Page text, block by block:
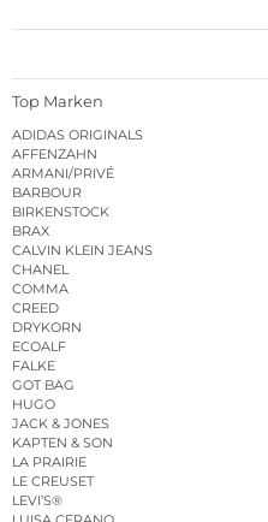
Top Marken
ADIDAS ORIGINALS
AFFENZAHN
ARMANI/PRIVÉ
BARBOUR
BIRKENSTOCK
BRAX
CALVIN KLEIN JEANS
CHANEL
COMMA
CREED
DRYKORN
ECOALF
FALKE
GOT BAG
HUGO
JACK & JONES
KAPTEN & SON
LA PRAIRIE
LE CREUSET
LEVI’S®